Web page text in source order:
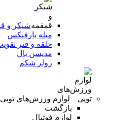
شیکر و
میله بارفیکس
حلقه و فنر
مدیسن بال
رولر شکم
لوازم ورزش‌های توپی
بازگشت
لوازم فوتبال